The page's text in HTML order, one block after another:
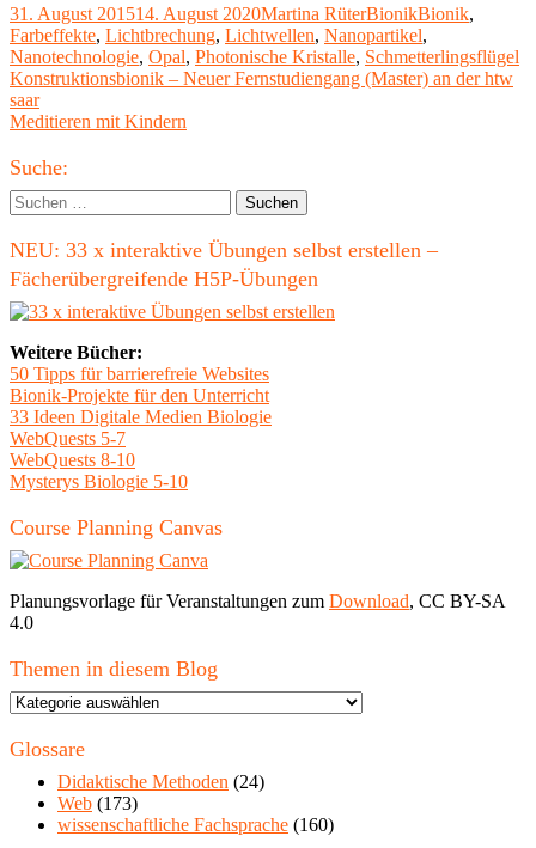
Veröffentlicht
am
31. August 201514. August 2020Autor
Martina RüterKategorien
BionikSchlagwörter
Bionik,
Farbeffekte, Lichtbrechung, Lichtwellen, Nanopartikel,
Nanotechnologie, Opal, Photonische Kristalle, Schmetterlingsflügel
Beitragsnavigation
Vorheriger
Beitrag:
Konstruktionsbionik – Neuer Fernstudiengang (Master) an der htw
saar
Nächster
Meditieren mit Kindern
Haupt-
Seitenleiste
Suche:
Suchen
nach:
NEU: 33 x interaktive Übungen selbst erstellen –
Fächerübergreifende H5P-Übungen
Weitere Bücher:
50 Tipps für barrierefreie Websites
Bionik-Projekte für den Unterricht
33 Ideen Digitale Medien Biologie
WebQuests 5-7
WebQuests 8-10
Mysterys Biologie 5-10
Course Planning Canvas
Planungsvorlage für Veranstaltungen zum Download, CC BY-SA
4.0
Themen in diesem Blog
Themen
diesem
Glossare
Didaktische Methoden (24)
Web (173)
wissenschaftliche Fachsprache (160)